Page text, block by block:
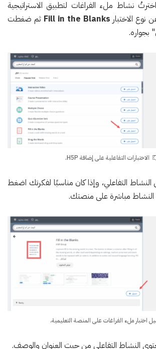
نشاط ملء الفراغات لتطبيق الاستراتيجية
نوع الاختبار Fill in the Blanks ثم ضغطت
" بجواره.
الاختبارات التفاعلية على إضافة H5P.
التفاعلي، وإذا كان مناسبًا لفكرتك اضغط
النشاط مباشرة على منصتك.
اختبار ملء الفراغات على المنصة التعليمية.
النشاط التفاعلي من حيث العنوان والوصف.